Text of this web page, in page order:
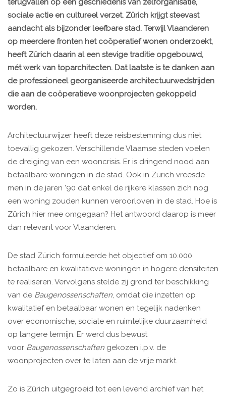
terugvallen op een geschiedenis van zelforganisatie,
sociale actie en cultureel verzet. Zürich krijgt steevast
aandacht als bijzonder leefbare stad. Terwijl Vlaanderen
op meerdere fronten het coöperatief wonen onderzoekt,
heeft Zürich daarin al een stevige traditie opgebouwd,
mét werk van toparchitecten. Dat laatste is te danken aan
de professioneel georganiseerde architectuurwedstrijden
die aan de coöperatieve woonprojecten gekoppeld
worden.
Architectuurwijzer heeft deze reisbestemming dus niet
toevallig gekozen. Verschillende Vlaamse steden voelen
de dreiging van een wooncrisis. Er is dringend nood aan
betaalbare woningen in de stad. Ook in Zürich vreesde
men in de jaren ’90 dat enkel de rijkere klassen zich nog
een woning zouden kunnen veroorloven in de stad. Hoe is
Zürich hier mee omgegaan? Het antwoord daarop is meer
dan relevant voor Vlaanderen.
De stad Zürich formuleerde het objectief om 10.000
betaalbare en kwalitatieve woningen in hogere densiteiten
te realiseren. Vervolgens stelde zij grond ter beschikking
van de Baugenossenschaften, omdat die inzetten op
kwalitatief en betaalbaar wonen en tegelijk nadenken
over economische, sociale en ruimtelijke duurzaamheid
op langere termijn. Er werd dus bewust
voor Baugenossenschaften gekozen i.p.v. de
woonprojecten over te laten aan de vrije markt.
Zo is Zürich uitgegroeid tot een levend archief van het